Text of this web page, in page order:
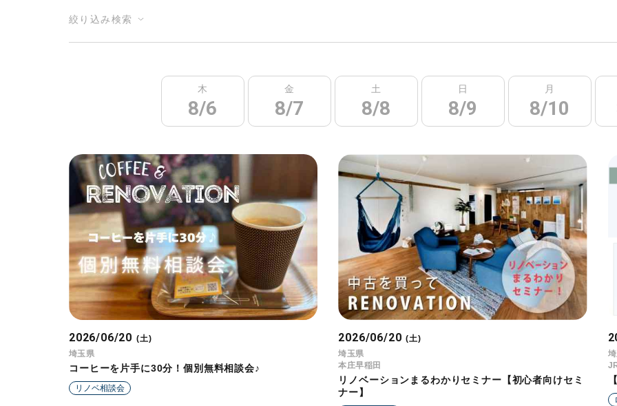
絞り込み検索
木
8/6
金
8/7
土
8/8
日
8/9
月
8/10
2026/06/20 (土)
埼玉県
コーヒーを片手に30分！個別無料相談会♪
リノベ相談会
2026/06/20 (土)
埼玉県
本庄早稲田
リノベーションまるわかりセミナー【初心者向けセミ
ナー】